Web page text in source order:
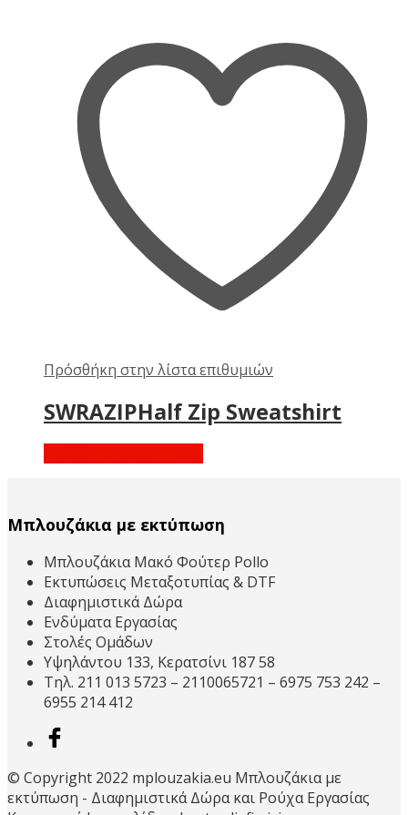
Πρόσθήκη στην λίστα επιθυμιών
SWRAZIPHalf Zip Sweatshirt
Μπλουζάκια με εκτύπωση
Μπλουζάκια Μακό Φούτερ Pollo
Εκτυπώσεις Μεταξοτυπίας & DTF
Διαφημιστικά Δώρα
Ενδύματα Εργασίας
Στολές Ομάδων
Υψηλάντου 133, Κερατσίνι 187 58
Τηλ. 211 013 5723 – 2110065721 – 6975 753 242 –
6955 214 412
© Copyright 2022 mplouzakia.eu Μπλουζάκια με
εκτύπωση - Διαφημιστικά Δώρα και Ρούχα Εργασίας